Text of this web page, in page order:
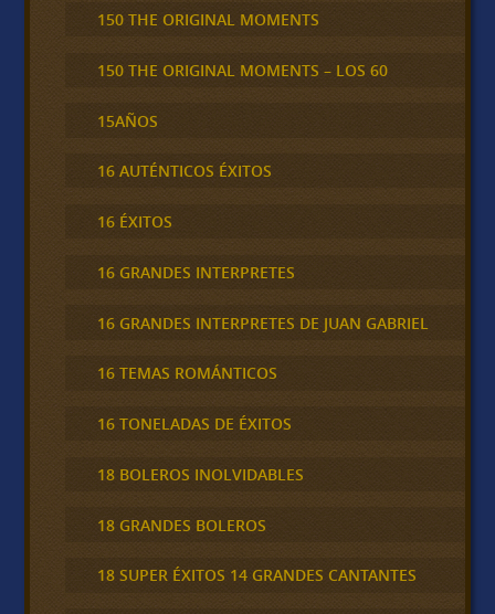
150 THE ORIGINAL MOMENTS
150 THE ORIGINAL MOMENTS – LOS 60
15AÑOS
16 AUTÉNTICOS ÉXITOS
16 ÉXITOS
16 GRANDES INTERPRETES
16 GRANDES INTERPRETES DE JUAN GABRIEL
16 TEMAS ROMÁNTICOS
16 TONELADAS DE ÉXITOS
18 BOLEROS INOLVIDABLES
18 GRANDES BOLEROS
18 SUPER ÉXITOS 14 GRANDES CANTANTES